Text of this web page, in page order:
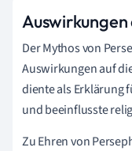
Der Mythos von
Auswirkungen auf
diente als Erklärung
und beeinflusste
Zu Ehren von